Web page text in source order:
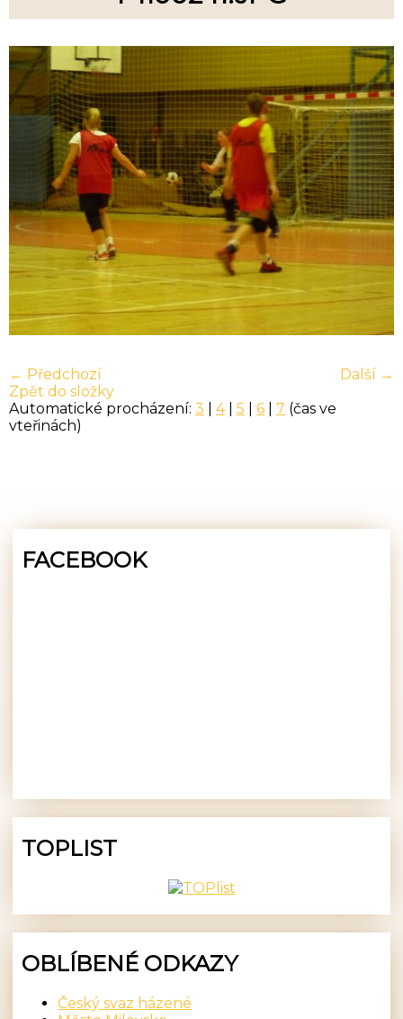
← Předchozí
Další →
Zpět do složky
Automatické procházení: 3 4| 5 6 7 (čas ve
vteřinách)
FACEBOOK
TOPLIST
OBLÍBENÉ ODKAZY
Český svaz házené